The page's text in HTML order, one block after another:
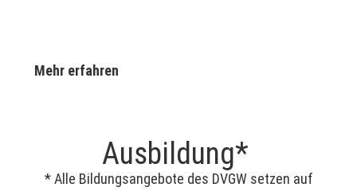
Mehr erfahren
Ausbildung*
* Alle Bildungsangebote des DVGW setzen auf